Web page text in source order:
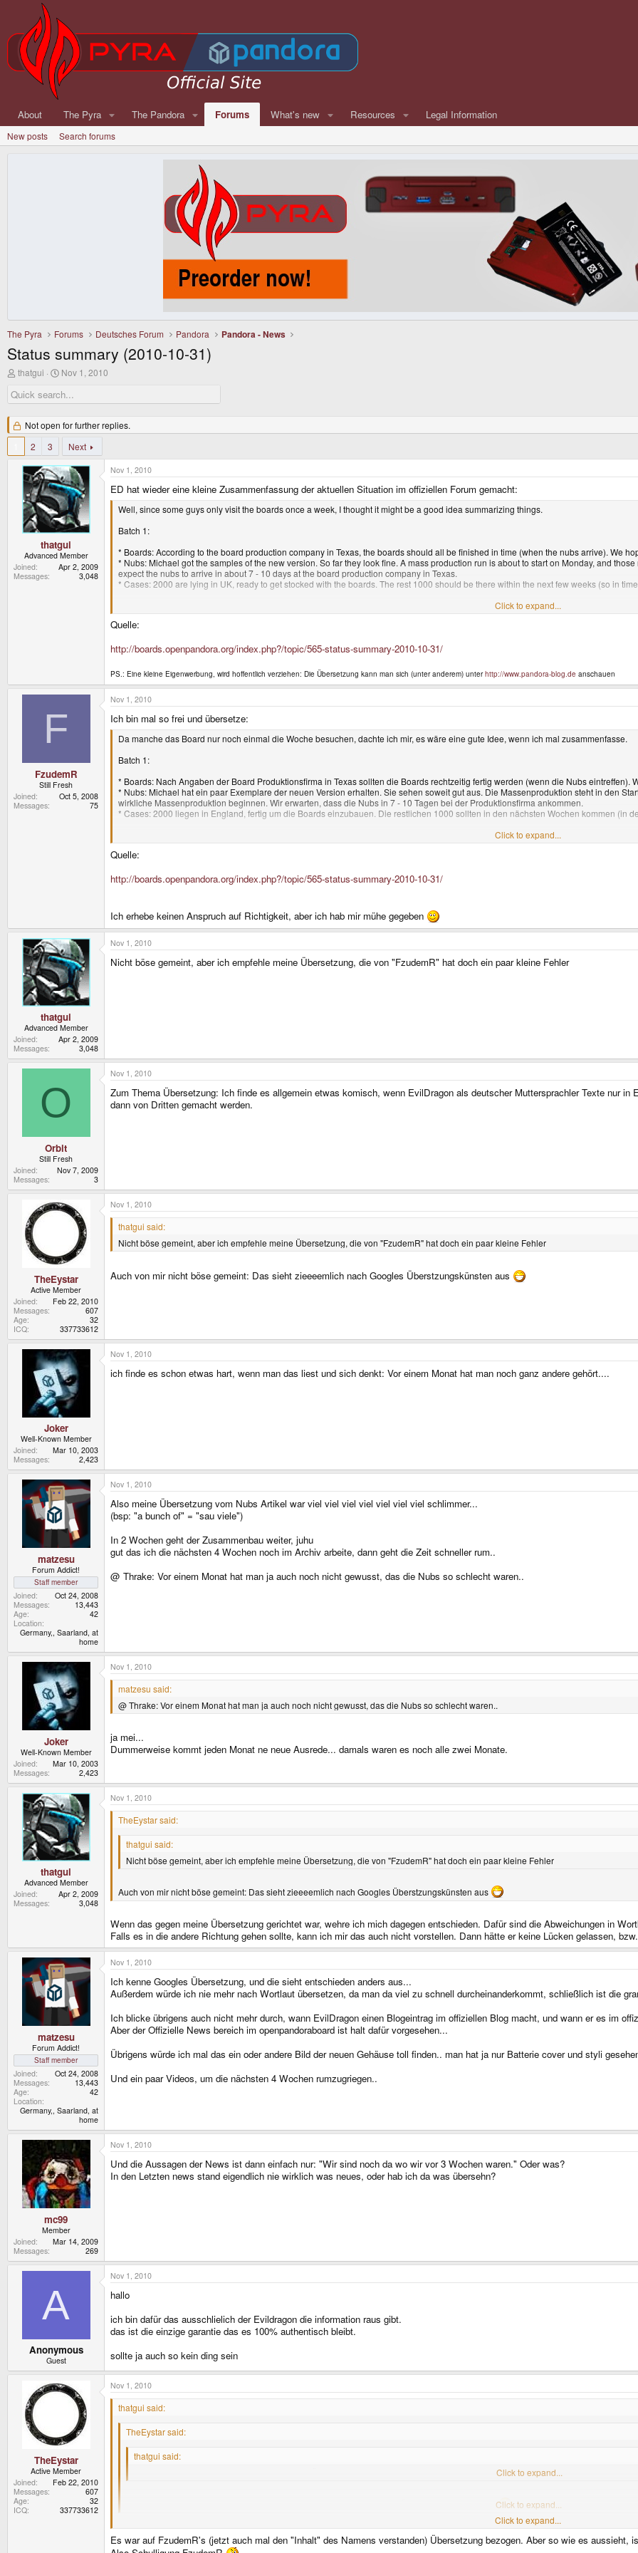
About The Pyra The Pandora Forums What's new Resources Legal Information
New posts Search forums
The Pyra Forums Deutsches Forum Pandora Pandora - News
Status summary (2010-10-31)
T
r
e
d
s
a
thatgui
S
a
r
d
a
e
Nov 1, 2010
Not open for further replies.
2 3 Next
thatgui
Advanced Member
Joined
Apr 2, 2009
Messages
3,048
Nov 1, 2010
ED hat wieder eine kleine Zusammenfassung der aktuellen Situation im offiziellen Forum gemacht:
Well, since some guys only visit the boards once a week, I thought it might be a good idea summarizing things.
Batch 1:
* Boards: According to the board production company in Texas, the boards should all be finished in time (when the nubs arrive). We
* Nubs: Michael got the samples of the new version. So far they look fine. A mass production run is about to start on Monday, and
expect the nubs to arrive in about 7 - 10 days at the board production company in Texas.
* Cases: 2000 are lying in UK, ready to get stocked with the boards. The rest 1000 should be there within the next few weeks (so in
Batch 2:
* Basically, everything for Batch 2 is prepared and ready to go right after Batch 1. So if the board company sticks to their promise, they
* In case the board company is too slow with producing the units, we're also looking into another new company to produce Pandoras.
in the future is something we'll find out (depending on reliability and speed). We'll keep you posted.
* We're looking in having the nubs socketed, so they can be easily replaced in the future. If the planned design works, they will be
units, they can be replaced with the socketed versions.
* The WiFi module manufacturer has just been sent a Pandora to help us find out what issues we have. Might be a calibration issue,
and we can tell the driver to load it. notaz has also been working on WiFi and fixed the stalls! So most units should work pretty good
* We're also looking into making the LCD cables more robust. So far, except for about 5 (out of 600), only the ones if the first units have
compatible, so in case yours will ever fail, you'll get a new more robust one.
Click to expand...
Quelle:
http://boards.openpandora.org/index.php?/topic/565-status-summary-2010-10-31/
PS.: Eine kleine Eigenwerbung, wird hoffentlich verziehen: Die Übersetzung kann man sich (unter anderem) unterhttp://www.pandora-blog.de anschauen
F
FzudemR
Still Fresh
Joined
Oct 5, 2008
Messages
75
Nov 1, 2010
Ich bin mal so frei und übersetze:
Da manche das Board nur noch einmal die Woche besuchen, dachte ich mir, es wäre eine gute Idee, wenn ich mal zusammenfasse.
Batch 1:
* Boards: Nach Angaben der Board Produktionsfirma in Texas sollten die Boards rechtzeitig fertig werden (wenn die Nubs eintreffen).
* Nubs: Michael hat ein paar Exemplare der neuen Version erhalten. Sie sehen soweit gut aus. Die Massenproduktion steht in den
wirkliche Massenproduktion beginnen. Wir erwarten, dass die Nubs in 7 - 10 Tagen bei der Produktionsfirma ankommen.
* Cases: 2000 liegen in England, fertig um die Boards einzubauen. Die restlichen 1000 sollten in den nächsten Wochen kommen (in
* Grundsätzlich ist alles für Batch 2 vorbereitet und sollte nach Batch 1 richtig verlaufen. Wenn die Boardfirma ihr Versprechen hält,
produzieren oder nur eine produzieren wird, werden wir herausfinden. (Beruhend auf Verlässlichkeit und Tempo der Arbeit)
Andere Dinge:
* Wir gucken, dass wir gesockelte Nubs fertigen, die einfach auszutauschen sein werden. Wenn das geplante Design passt, werden
Batch 1 oder 2 fehlerhaft sein, können sie durch die gesockelten getauscht werden.
* Wir haben der WiFi Modul Firma eine Pandora zugeschickt, um ihnen zu helden, den Fehler zu finden. Könnte ein
Click to expand...
Quelle:
http://boards.openpandora.org/index.php?/topic/565-status-summary-2010-10-31/
Ich erhebe keinen Anspruch auf Richtigkeit, aber ich hab mir mühe gegeben
thatgui
Advanced Member
Joined
Apr 2, 2009
Messages
3,048
Nov 1, 2010
Nicht böse gemeint, aber ich empfehle meine Übersetzung, die von "FzudemR" hat doch ein paar kleine Fehler
O
Orbit
Still Fresh
Joined
Nov 7, 2009
Messages
3
Nov 1, 2010
Zum Thema Übersetzung: Ich finde es allgemein etwas komisch, wenn EvilDragon als deutscher Muttersprachler Texte nur
dann von Dritten gemacht werden.
TheEystar
Active Member
Joined
Feb 22, 2010
Messages
607
Age
32
ICQ
337733612
Nov 1, 2010
thatgui said:
Nicht böse gemeint, aber ich empfehle meine Übersetzung, die von "FzudemR" hat doch ein paar kleine Fehler
Auch von mir nicht böse gemeint: Das sieht zieeeemlich nach Googles Überstzungskünsten aus
Joker
Well-Known Member
Joined
Mar 10, 2003
Messages
2,423
Nov 1, 2010
ich finde es schon etwas hart, wenn man das liest und sich denkt: Vor einem Monat hat man noch ganz andere gehört....
matzesu
Forum Addict!
Staff member
Joined
Oct 24, 2008
Messages
13,443
Age
42
Location
Germany,, Saarland, at
home
Nov 1, 2010
Also meine Übersetzung vom Nubs Artikel war viel viel viel viel viel viel viel schlimmer...
(bsp: "a bunch of" = "sau viele")
In 2 Wochen geht der Zusammenbau weiter, juhu
gut das ich die nächsten 4 Wochen noch im Archiv arbeite, dann geht die Zeit schneller rum..
@ Thrake: Vor einem Monat hat man ja auch noch nicht gewusst, das die Nubs so schlecht waren..
Joker
Well-Known Member
Joined
Mar 10, 2003
Messages
2,423
Nov 1, 2010
matzesu said:
@ Thrake: Vor einem Monat hat man ja auch noch nicht gewusst, das die Nubs so schlecht waren..
ja mei...
Dummerweise kommt jeden Monat ne neue Ausrede... damals waren es noch alle zwei Monate.
thatgui
Advanced Member
Joined
Apr 2, 2009
Messages
3,048
Nov 1, 2010
TheEystar said:
thatgui said:
Nicht böse gemeint, aber ich empfehle meine Übersetzung, die von "FzudemR" hat doch ein paar kleine Fehler
Auch von mir nicht böse gemeint: Das sieht zieeeemlich nach Googles Überstzungskünsten aus
Wenn das gegen meine Übersetzung gerichtet war, wehre ich mich dagegen entschieden. Dafür sind die Abweichungen in
Falls es in die andere Richtung gehen sollte, kann ich mir das auch nicht vorstellen. Dann hätte er keine Lücken gelassen,
matzesu
Forum Addict!
Staff member
Joined
Oct 24, 2008
Messages
13,443
Age
42
Location
Germany,, Saarland, at
home
Nov 1, 2010
Ich kenne Googles Übersetzung, und die sieht entschieden anders aus...
Außerdem würde ich nie mehr nach Wortlaut übersetzen, da man da viel zu schnell durcheinanderkommt, schließlich ist die
Ich blicke übrigens auch nicht mehr durch, wann EvilDragon einen Blogeintrag im offiziellen Blog macht, und wann er es im
Aber der Offizielle News bereich im openpandoraboard ist halt dafür vorgesehen...
Übrigens würde ich mal das ein oder andere Bild der neuen Gehäuse toll finden.. man hat ja nur Batterie cover und styli
Und ein paar Videos, um die nächsten 4 Wochen rumzugriegen..
mc99
Member
Joined
Mar 14, 2009
Messages
269
Nov 1, 2010
Und die Aussagen der News ist dann einfach nur: "Wir sind noch da wo wir vor 3 Wochen waren." Oder was?
In den Letzten news stand eigendlich nie wirklich was neues, oder hab ich da was übersehn?
A
Anonymous
Guest
Nov 1, 2010
hallo
ich bin dafür das ausschlielich der Evildragon die information raus gibt.
das ist die einzige garantie das es 100% authentisch bleibt.
sollte ja auch so kein ding sein
TheEystar
Active Member
Joined
Feb 22, 2010
Messages
607
Age
32
ICQ
337733612
Nov 1, 2010
thatgui said:
TheEystar said:
thatgui said:
Nicht böse gemeint, aber ich empfehle meine Übersetzung, die von "FzudemR" hat doch ein paar kleine Fehler
Click to expand...
Auch von mir nicht böse gemeint: Das sieht zieeeemlich nach Googles Überstzungskünsten ausClick to expand...
Wenn das gegen meine Übersetzung gerichtet war, wehre ich mich dagegen entschieden. Dafür sind die Abweichungen in Wortlaut
Falls es in die andere Richtung gehen sollte, kann ich mir das auch nicht vorstellen. Dann hätte er keine Lücken gelassen, bzw. nicht
Click to expand...
Es war auf FzudemR's (jetzt auch mal den "Inhalt" des Namens verstanden) Übersetzung bezogen. Aber so wie es aussieht,